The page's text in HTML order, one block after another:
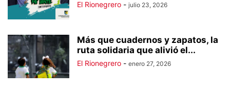
El Rionegrero - julio 23, 2026
Más que cuadernos y zapatos, la
ruta solidaria que alivió el...
El Rionegrero - enero 27, 2026